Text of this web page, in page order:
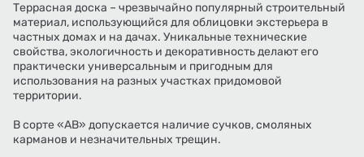
Террасная доска – чрезвычайно популярный строительный
материал, использующийся для облицовки экстерьера в
частных домах и на дачах. Уникальные технические
свойства, экологичность и декоративность делают его
практически универсальным и пригодным для
использования на разных участках придомовой
территории.
В сорте «АВ» допускается наличие сучков, смоляных
карманов и незначительных трещин.